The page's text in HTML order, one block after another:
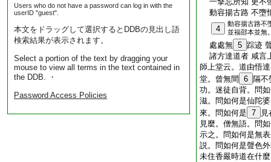
Users who do not have a password can log in with the
userID "guest".
本文をドラッグして選択するとDDBの見出し語
検索結果が表示されます。
Select a portion of the text by dragging your
mouse to view all terms in the text contained in
the DDB. ・
Password Access Policies
動容揚古路 不墮
4
動容揚古路不
並福邵本並無
處處無 5 踪迹
諸方達道者 咸言
師上堂云。道由悟
堂。曾無間
6 隔不
功。迷徒自背。問
滋。問如何是仙陀
來。問如何是 7
見麼。僧無語。問
示之。問如何是無
説。問如何是聲色
未住香嚴時道在什